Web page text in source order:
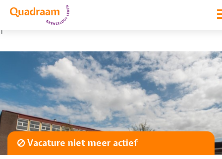
|
Vacature niet meer actief